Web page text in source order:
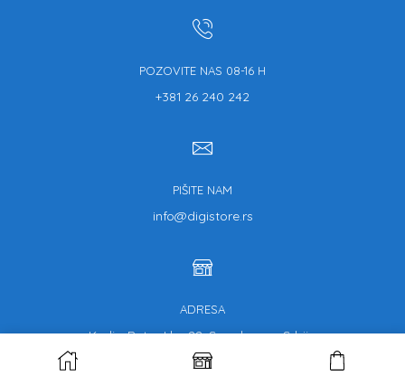
POZOVITE NAS 08-16 H
+381 26 240 242
PIŠITE NAM
info@digistore.rs
ADRESA
Kralja Petra I br. 22, Smederevo, Srbija
© Copyright 2013.-2020. Digistore | Part of KONEKT DOO SERBIA